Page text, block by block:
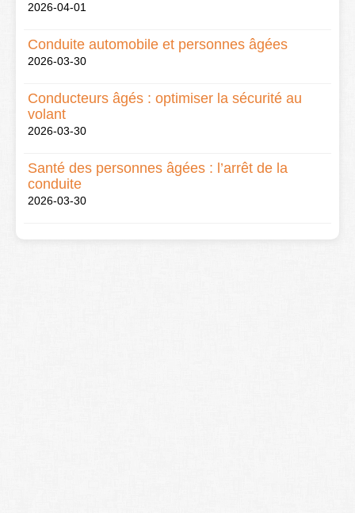
2026-04-01
Conduite automobile et personnes âgées
2026-03-30
Conducteurs âgés : optimiser la sécurité au
volant
2026-03-30
Santé des personnes âgées : l’arrêt de la
conduite
2026-03-30